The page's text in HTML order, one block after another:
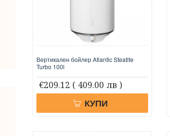
Вертикален бойлер Atlantic Steatite
Turbo 100l
€209.12 ( 409.00 лв )
КУПИ